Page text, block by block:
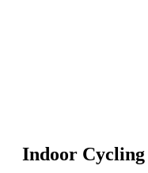
Indoor Cycling